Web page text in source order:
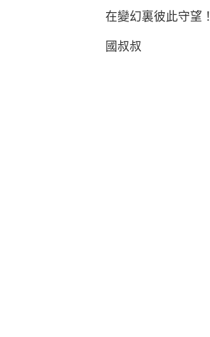
在變幻裏彼此守望！
國叔叔